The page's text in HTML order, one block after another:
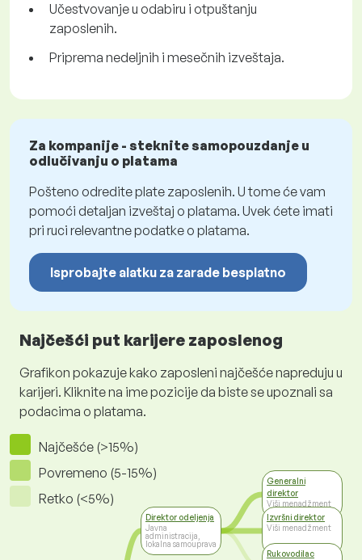
Učestvovanje u odabiru i otpuštanju
zaposlenih.
Priprema nedeljnih i mesečnih izveštaja.
Za kompanije - steknite samopouzdanje u
odlučivanju o platama
Pošteno odredite plate zaposlenih. U tome će vam
pomoći detaljan izveštaj o platama. Uvek ćete imati
pri ruci relevantne podatke o platama.
Isprobajte alatku za zarade besplatno
Najčešći put karijere zaposlenog
Grafikon pokazuje kako zaposleni najčešće napreduju u
karijeri. Kliknite na ime pozicije da biste se upoznali sa
podacima o platama.
Najčešće (>15%)
Povremeno (5-15%)
Retko (<5%)
Direktor odeljenja
Javna
administracija,
lokalna samouprava
Generalni
direktor
Viši menadžment
Izvršni direktor
Viši menadžment
Rukovodilac